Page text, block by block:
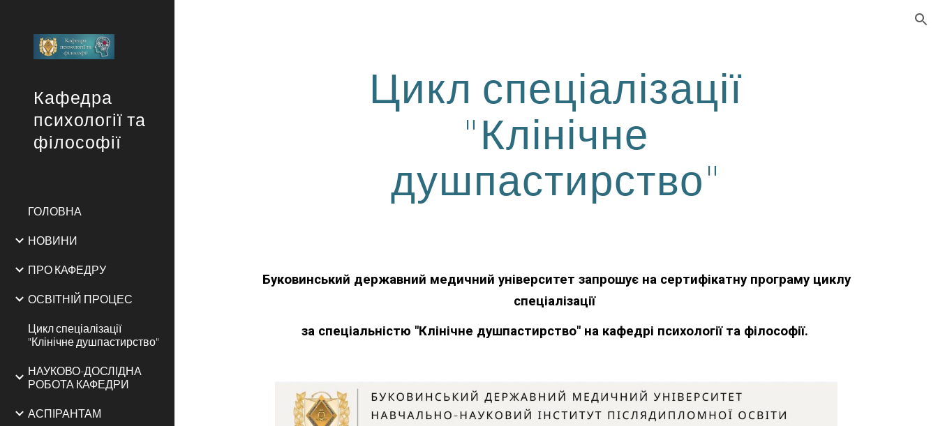
Кафедра
психології та
філософії
ГОЛОВНА
НОВИНИ
ПРО КАФЕДРУ
ОСВІТНІЙ ПРОЦЕС
Цикл спеціалізації
"Клінічне душпастирство"
НАУКОВО-ДОСЛІДНА
РОБОТА КАФЕДРИ
АСПІРАНТАМ
Цикл спеціалізації
"Клінічне
душпастирство"
Буковинський державний медичний університет запрошує на сертифікатну програму циклу
спеціалізації
за спеціальністю "Клінічне душпастирство" на кафедрі психології та філософії.